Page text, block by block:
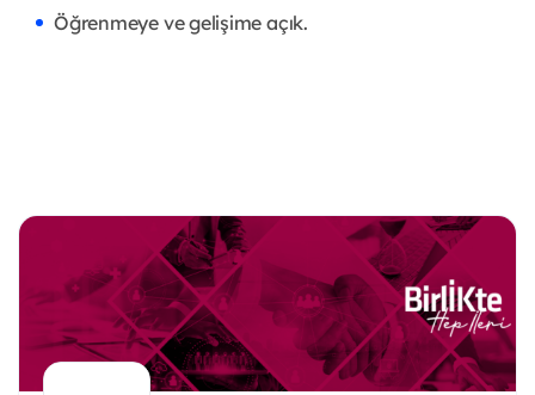
Öğrenmeye ve gelişime açık.